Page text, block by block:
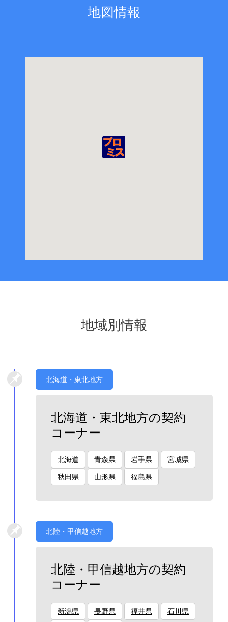
地図情報
地域別情報
北海道・東北地方
北海道・東北地方の契約
コーナー
北海道 青森県 岩手県 宮城県
秋田県 山形県 福島県
北陸・甲信越地方
北陸・甲信越地方の契約
コーナー
新潟県 長野県 福井県 石川県